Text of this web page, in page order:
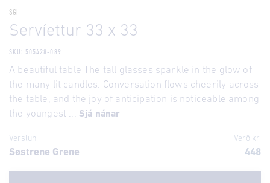
SGI
Servíettur 33 x 33
SKU: 505428-089
A beautiful table The tall glasses sparkle in the glow of
the many lit candles. Conversation flows cheerily across
the table, and the joy of anticipation is noticeable among
the youngest ... Sjá nánar
Verslun Verð kr.
Søstrene Grene 448